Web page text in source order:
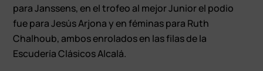
para Janssens, en el trofeo al mejor Junior el podio
fue para Jesús Arjona y en féminas para Ruth
Chalhoub, ambos enrolados en las filas de la
Escudería Clásicos Alcalá.